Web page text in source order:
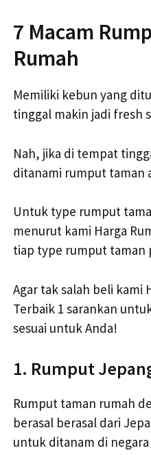
7 Macam
Rumah
Memiliki kebun yang
tinggal makin jadi fresh
Nah, jika di tempat
ditanami rumput taman
Untuk type rumput
menurut kami Harga
tiap type rumput taman
Agar tak salah beli kami
Terbaik 1 sarankan
sesuai untuk Anda!
1. Rumput
Rumput taman rumah
berasal berasal dari
untuk ditanam di